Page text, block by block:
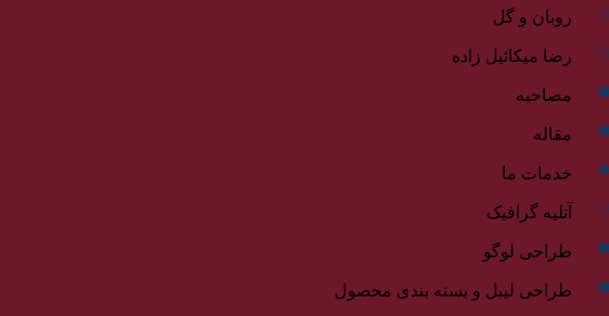
روبان و گل
رضا میکائیل زاده
مصاحبه
مقاله
خدمات ما
آتلیه گرافیک
طراحی لوگو
طراحی لیبل و بسته بندی محصول